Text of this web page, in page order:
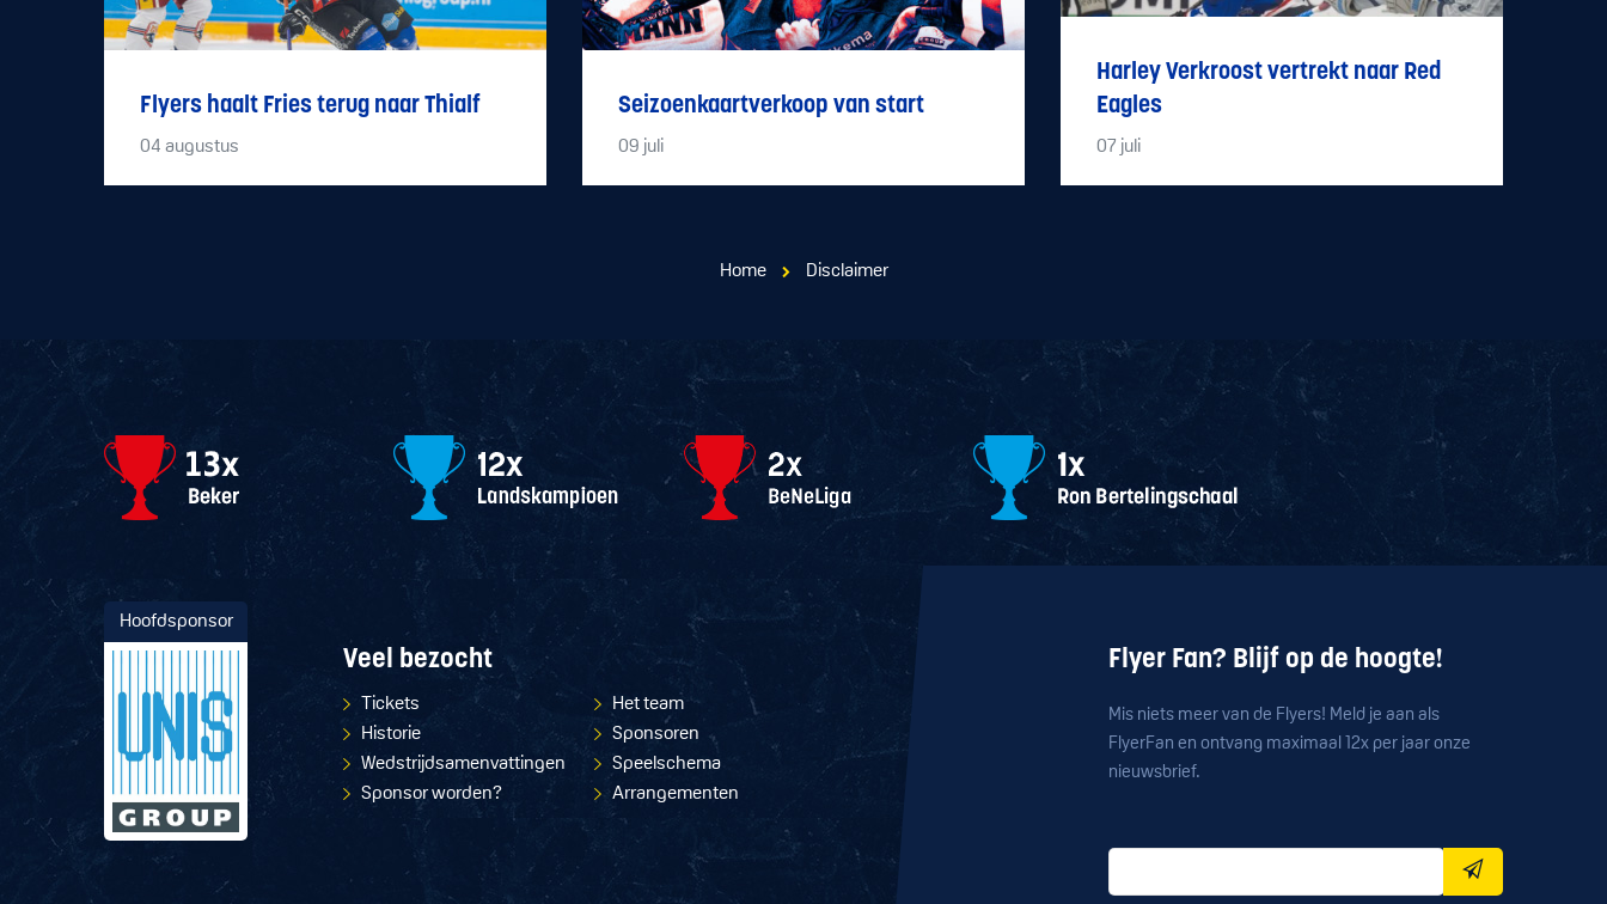
Flyers haalt Fries terug naar Thialf
04 augustus
Seizoenkaartverkoop van start
09 juli
Harley Verkroost vertrekt naar Red
Eagles
07 juli
Home Disclaimer
Hoofdsponsor
Veel bezocht
Tickets
Het team
Historie
Sponsoren
Wedstrijdsamenvattingen
Speelschema
Sponsor worden?
Arrangementen
Flyer Fan? Blijf op de hoogte!
Mis niets meer van de Flyers! Meld je aan als
FlyerFan en ontvang maximaal 12x per jaar onze
nieuwsbrief.